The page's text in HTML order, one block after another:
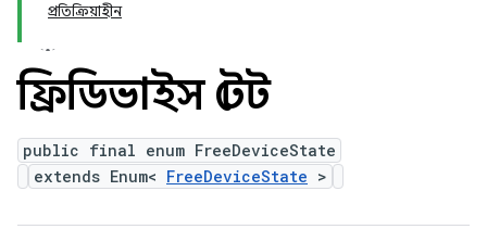
প্রতিক্রিয়াহীন
ফ্রিডিভাইস স্টেট
public final enum FreeDeviceState
extends Enum< FreeDeviceState >